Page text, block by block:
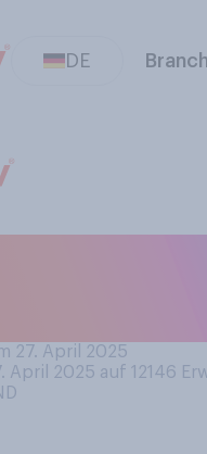
DE
27. April 2025
April 2025 auf 12146